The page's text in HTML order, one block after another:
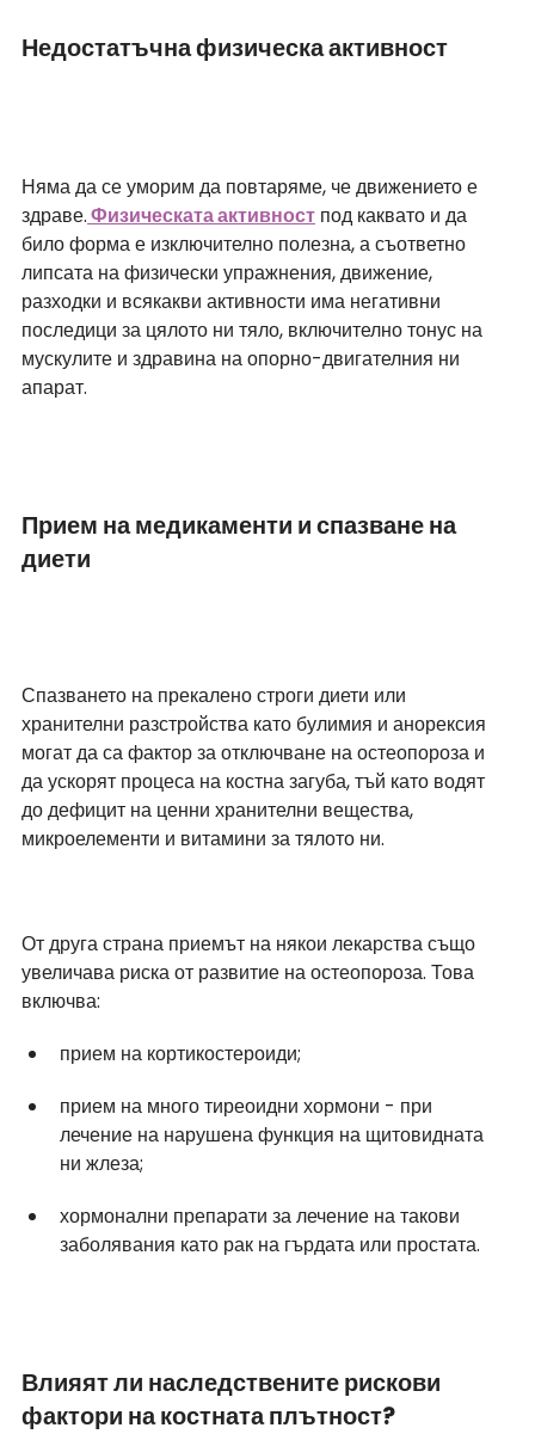
Недостатъчна физическа активност
Няма да се уморим да повтаряме, че движението е
здраве. Физическата активност под каквато и да
било форма е изключително полезна, а съответно
липсата на физически упражнения, движение,
разходки и всякакви активности има негативни
последици за цялото ни тяло, включително тонус на
мускулите и здравина на опорно-двигателния ни
апарат.
Прием на медикаменти и спазване на
диети
Спазването на прекалено строги диети или
хранителни разстройства като булимия и анорексия
могат да са фактор за отключване на остеопороза и
да ускорят процеса на костна загуба, тъй като водят
до дефицит на ценни хранителни вещества,
микроелементи и витамини за тялото ни.
От друга страна приемът на някои лекарства също
увеличава риска от развитие на остеопороза. Това
включва:
прием на кортикостероиди;
прием на много тиреоидни хормони - при
лечение на нарушена функция на щитовидната
ни жлеза;
хормонални препарати за лечение на такови
заболявания като рак на гърдата или простата.
Влияят ли наследствените рискови
фактори на костната плътност?